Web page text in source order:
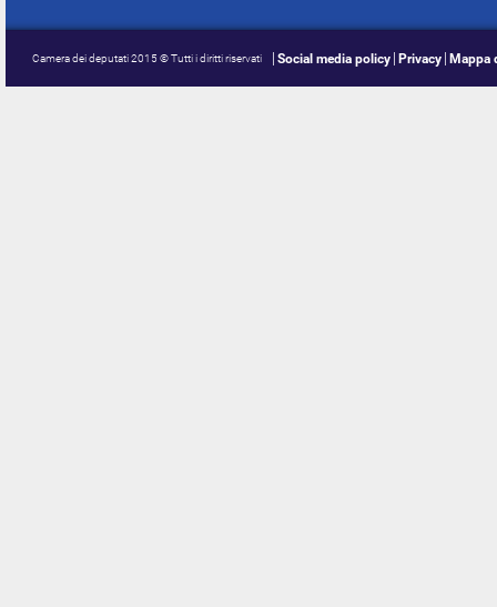
Camera dei deputati 2015 © Tutti i diritti riservati Social media policy Privacy Mappa